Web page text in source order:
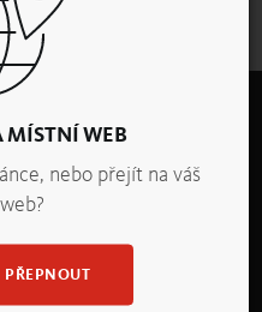
MÍSTNÍ WEB
nebo přejít na váš
PŘEPNOUT